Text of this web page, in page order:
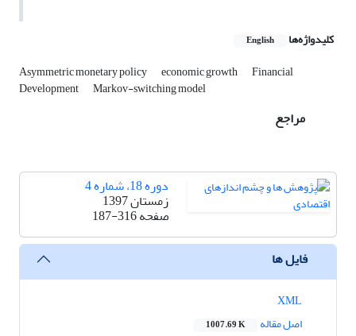
کلیدواژه‌ها English
Asymmetric monetary policy economic growth Financial
Development Markov-switching model
مراجع
دوره 18، شماره 4
زمستان 1397
صفحه187-316
فایل ها
اصل مقاله
1007.69 K